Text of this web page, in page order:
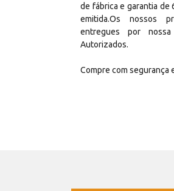
de fábrica e garantia de
emitida.Os nossos
entregues por
Autorizados.
Compre com segurança